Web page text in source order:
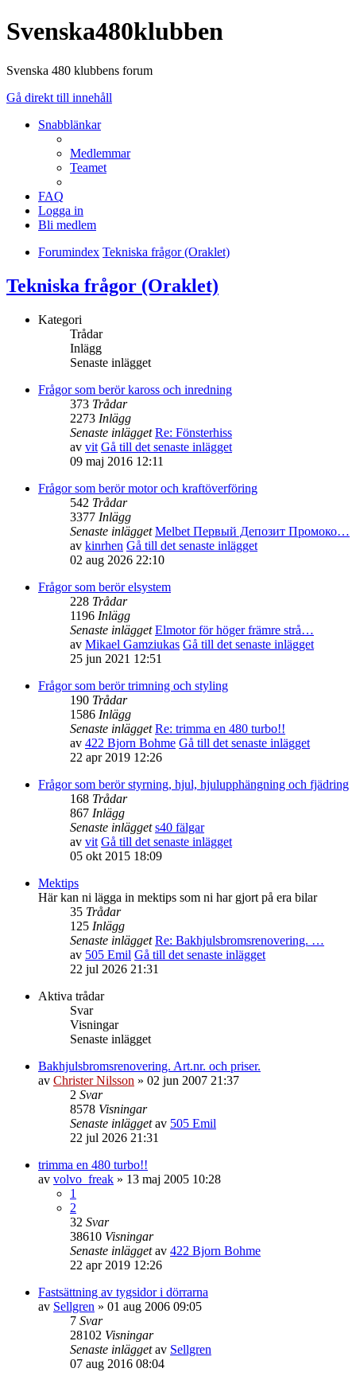
Svenska480klubben
Svenska 480 klubbens forum
Gå direkt till innehåll
Snabblänkar
Medlemmar
Teamet
FAQ
Logga in
Bli medlem
Forumindex Tekniska frågor (Oraklet)
Tekniska frågor (Oraklet)
Kategori
Trådar
Inlägg
Senaste inlägget
Frågor som berör kaross och inredning
373 Trådar
2273 Inlägg
Senaste inlägget Re: Fönsterhiss
av vit Gå till det senaste inlägget
09 maj 2016 12:11
Frågor som berör motor och kraftöverföring
542 Trådar
3377 Inlägg
Senaste inlägget Melbet Первый Депозит Промоко…
av kinrhen Gå till det senaste inlägget
02 aug 2026 22:10
Frågor som berör elsystem
228 Trådar
1196 Inlägg
Senaste inlägget Elmotor för höger främre strå…
av Mikael Gamziukas Gå till det senaste inlägget
25 jun 2021 12:51
Frågor som berör trimning och styling
190 Trådar
1586 Inlägg
Senaste inlägget Re: trimma en 480 turbo!!
av 422 Bjorn Bohme Gå till det senaste inlägget
22 apr 2019 12:26
Frågor som berör styrning, hjul, hjulupphängning och fjädring
168 Trådar
867 Inlägg
Senaste inlägget s40 fälgar
av vit Gå till det senaste inlägget
05 okt 2015 18:09
Mektips
Här kan ni lägga in mektips som ni har gjort på era bilar
35 Trådar
125 Inlägg
Senaste inlägget Re: Bakhjulsbromsrenovering. …
av 505 Emil Gå till det senaste inlägget
22 jul 2026 21:31
Aktiva trådar
Svar
Visningar
Senaste inlägget
Bakhjulsbromsrenovering. Art.nr. och priser.
av Christer Nilsson » 02 jun 2007 21:37
2 Svar
8578 Visningar
Senaste inläggetav 505 Emil
22 jul 2026 21:31
trimma en 480 turbo!!
av volvo_freak » 13 maj 2005 10:28
1
2
32 Svar
38610 Visningar
Senaste inläggetav 422 Bjorn Bohme
22 apr 2019 12:26
Fastsättning av tygsidor i dörrarna
av Sellgren » 01 aug 2006 09:05
7 Svar
28102 Visningar
Senaste inläggetav Sellgren
07 aug 2016 08:04